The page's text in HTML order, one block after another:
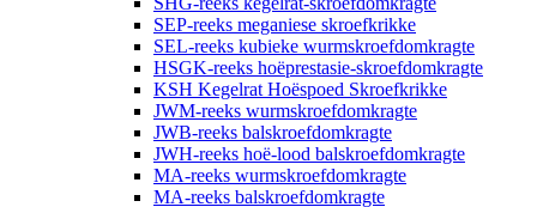
SEP-reeks meganiese skroefkrikke
SEL-reeks kubieke wurmskroefdomkragte
HSGK-reeks hoëprestasie-skroefdomkragte
KSH Kegelrat Hoëspoed Skroefkrikke
JWM-reeks wurmskroefdomkragte
JWB-reeks balskroefdomkragte
JWH-reeks hoë-lood balskroefdomkragte
MA-reeks wurmskroefdomkragte
MA-reeks balskroefdomkragte